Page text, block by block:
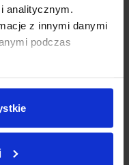
analitycznym.
z innymi danymi
podczas